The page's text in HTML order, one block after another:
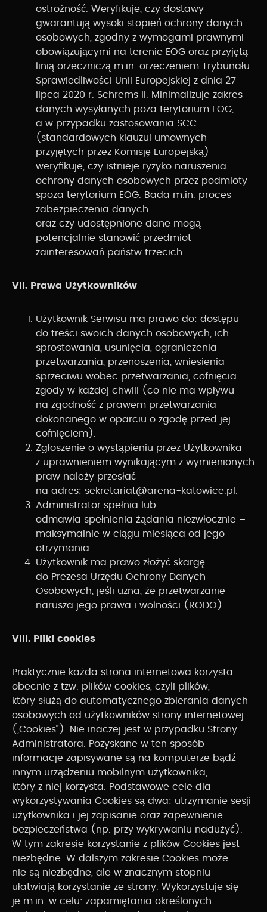
ostrożność. Weryfikuje, czy dostawy
gwarantują wysoki stopień ochrony danych
osobowych, zgodny z wymogami prawnymi
obowiązującymi na terenie EOG oraz przyjętą
linią orzeczniczą m.in. orzeczeniem Trybunału
Sprawiedliwości Unii Europejskiej z dnia 27
lipca 2020 r. Schrems II. Minimalizuje zakres
danych wysyłanych poza terytorium EOG,
a w przypadku zastosowania SCC
(standardowych klauzul umownych
przyjętych przez Komisję Europejską)
weryfikuje, czy istnieje ryzyko naruszenia
ochrony danych osobowych przez podmioty
spoza terytorium EOG. Bada m.in. proces
zabezpieczenia danych
oraz czy udostępnione dane mogą
potencjalnie stanowić przedmiot
zainteresowań państw trzecich.
VII. Prawa Użytkowników
Użytkownik Serwisu ma prawo do: dostępu
do treści swoich danych osobowych, ich
sprostowania, usunięcia, ograniczenia
przetwarzania, przenoszenia, wniesienia
sprzeciwu wobec przetwarzania, cofnięcia
zgody w każdej chwili (co nie ma wpływu
na zgodność z prawem przetwarzania
dokonanego w oparciu o zgodę przed jej
cofnięciem).
Zgłoszenie o wystąpieniu przez Użytkownika
z uprawnieniem wynikającym z wymienionych
praw należy przesłać
na adres: sekretariat@arena-katowice.pl.
Administrator spełnia lub
odmawia spełnienia żądania niezwłocznie –
maksymalnie w ciągu miesiąca od jego
otrzymania.
Użytkownik ma prawo złożyć skargę
do Prezesa Urzędu Ochrony Danych
Osobowych, jeśli uzna, że przetwarzanie
narusza jego prawa i wolności (RODO).
VIII. Pliki cookies
Praktycznie każda strona internetowa korzysta
obecnie z tzw. plików cookies, czyli plików,
który służą do automatycznego zbierania danych
osobowych od użytkowników strony internetowej
(„Cookies”). Nie inaczej jest w przypadku Strony
Administratora. Pozyskane w ten sposób
informacje zapisywane są na komputerze bądź
innym urządzeniu mobilnym użytkownika,
który z niej korzysta. Podstawowe cele dla
wykorzystywania Cookies są dwa: utrzymanie sesji
użytkownika i jej zapisanie oraz zapewnienie
bezpieczeństwa (np. przy wykrywaniu nadużyć).
W tym zakresie korzystanie z plików Cookies jest
niezbędne. W dalszym zakresie Cookies może
nie są niezbędne, ale w znacznym stopniu
ułatwiają korzystanie ze strony. Wykorzystuje się
je m.in. w celu: zapamiętania określonych